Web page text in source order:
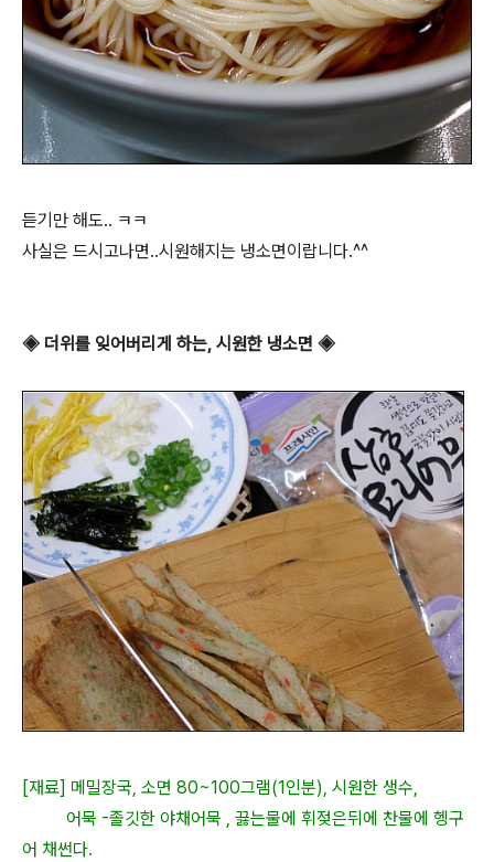
듣기만 해도.. ㅋㅋ
사실은 드시고나면..시원해지는 냉소면이랍니다.^^
◈ 더위를 잊어버리게 하는, 시원한 냉소면 ◈
[재료] 메밀장국, 소면 80~100그램(1인분), 시원한 생수,
어묵 -졸깃한 야채어묵 , 끓는물에 휘젖은뒤에 찬물에 헹구
어 채썬다.